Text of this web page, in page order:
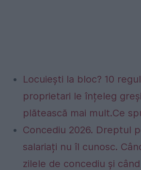
Locuiești la bloc? 10
proprietari le înțeleg
plătească mai mult.Ce
Concediu 2026. Dreptul
salariați nu îl cunosc.
zilele de concediu și